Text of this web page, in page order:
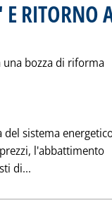
RITORNO
bozza di riforma
sistema
l'abbattimento
di...